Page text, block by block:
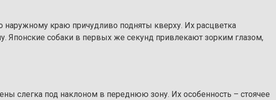
наружному краю причудливо подняты кверху. Их расцветка
Японские собаки в первых же секунд привлекают зорким глазом,
слегка под наклоном в переднюю зону. Их особенность – стоячее